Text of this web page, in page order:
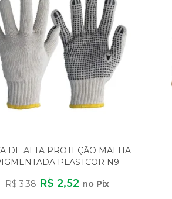
DE ALTA PROTEÇÃO MALHA
PLASTCOR N9
R$ 3,38 R$ 2,52 no Pix